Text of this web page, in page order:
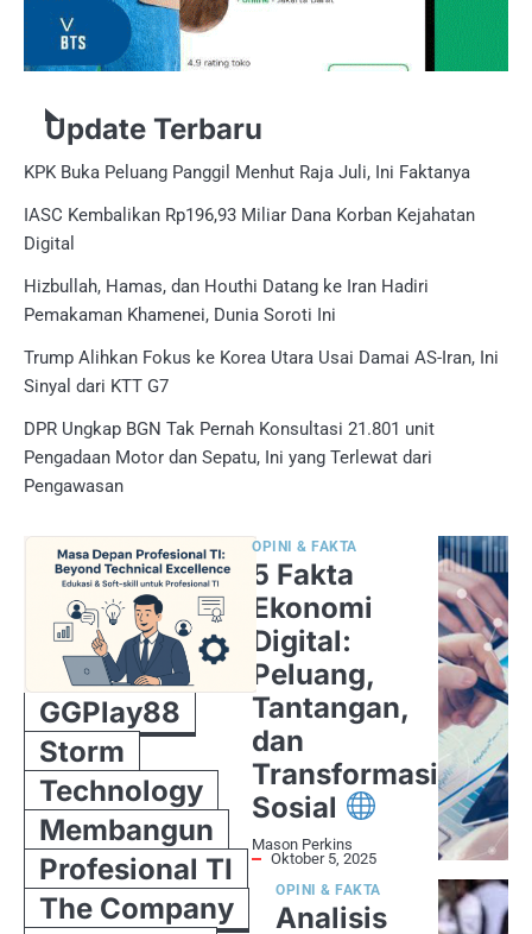
Update Terbaru
KPK Buka Peluang Panggil Menhut Raja Juli, Ini Faktanya
IASC Kembalikan Rp196,93 Miliar Dana Korban Kejahatan
Digital
Hizbullah, Hamas, dan Houthi Datang ke Iran Hadiri
Pemakaman Khamenei, Dunia Soroti Ini
Trump Alihkan Fokus ke Korea Utara Usai Damai AS-Iran, Ini
Sinyal dari KTT G7
DPR Ungkap BGN Tak Pernah Konsultasi 21.801 unit
Pengadaan Motor dan Sepatu, Ini yang Terlewat dari
Pengawasan
GGPlay88
Storm
Technology
Membangun
Profesional TI
The Company
5 Fakta
Ekonomi
Digital:
Peluang,
Tantangan,
dan
Transformasi
Sosial
OPINI & FAKTA
Mason Perkins
Oktober 5, 2025
Analisis
OPINI & FAKTA